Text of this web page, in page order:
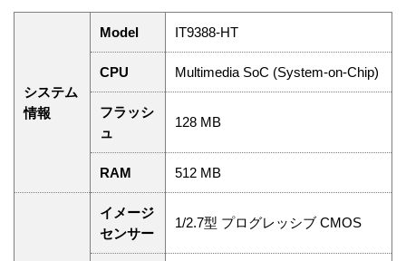
システム
情報
Model IT9388-HT
CPU Multimedia SoC (System-on-Chip)
フラッシ
ュ
128 MB
RAM 512 MB
イメージ
センサー
1/2.7型 プログレッシブ CMOS